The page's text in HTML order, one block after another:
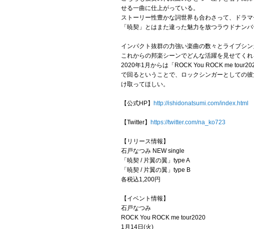
せる一曲に仕上がっている。
ストーリー性豊かな詞世界も合わさって、ドラ
「暁契」とはまた違った魅力を放つラウドナン
インパクト抜群の力強い楽曲の数々とライブシ
これからの邦楽シーンでどんな活躍を見せてく
2020年1月からは「ROCK You ROCK me
で回るということで、ロックシンガーとしての
け取ってほしい。
【公式HP】 http://ishidonatsumi.com/index.html
【Twitter】 https://twitter.com/na_ko723
【リリース情報】
石戸なつみ NEW single
「暁契 / 片翼の翼」type A
「暁契 / 片翼の翼」type B
各税込1,200円
【イベント情報】
石戸なつみ
ROCK You ROCK me tour2020
1月14日(火)